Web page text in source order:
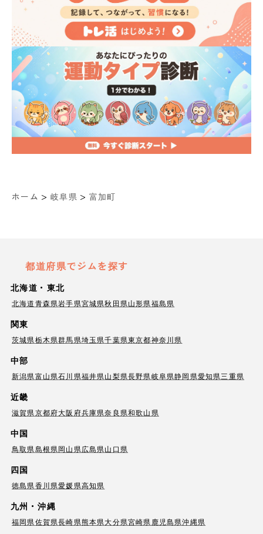
ホーム > 岐阜県 > 富加町
都道府県でジムを探す
北海道・東北
北海道青森県岩手県宮城県秋田県山形県福島県
関東
茨城県栃木県群馬県埼玉県千葉県東京都神奈川県
中部
新潟県富山県石川県福井県山梨県長野県岐阜県静岡県愛知県三重県
近畿
滋賀県京都府大阪府兵庫県奈良県和歌山県
中国
鳥取県島根県岡山県広島県山口県
四国
徳島県香川県愛媛県高知県
九州・沖縄
福岡県佐賀県長崎県熊本県大分県宮崎県 鹿児島県沖縄県